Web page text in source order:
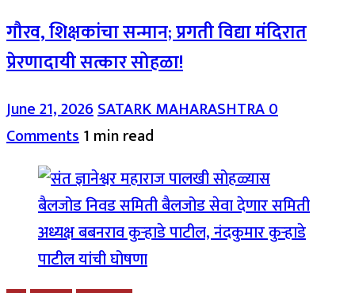
गौरव, शिक्षकांचा सन्मान; प्रगती विद्या मंदिरात
प्रेरणादायी सत्कार सोहळा!
June 21, 2026SATARK MAHARASHTRA0
Comments1 min read